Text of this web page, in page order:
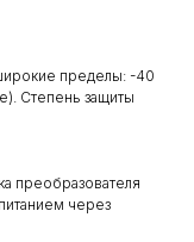
пределы: -40
Степень защиты
преобразователя
через